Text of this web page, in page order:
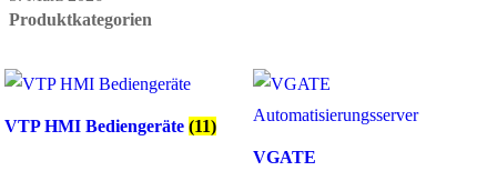
Produktkategorien
VTP HMI Bediengeräte (11)
VGATE